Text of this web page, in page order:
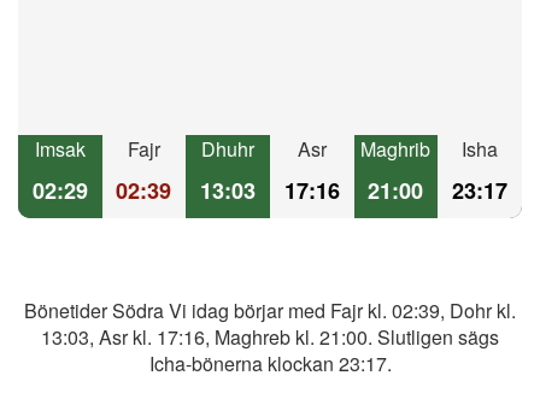
Imsak
02:29
Fajr
02:39
Dhuhr
13:03
Asr
17:16
Maghrib
21:00
Isha
23:17
Bönetider Södra Vi idag börjar med Fajr kl. 02:39, Dohr kl.
13:03, Asr kl. 17:16, Maghreb kl. 21:00. Slutligen sägs
Icha-bönerna klockan 23:17.